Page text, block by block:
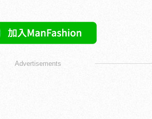
Advertisements